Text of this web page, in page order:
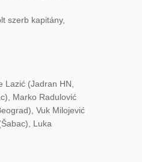
szerb kapitány,
(Jadran HN,
Marko Radulović
Vuk Milojević
Luka